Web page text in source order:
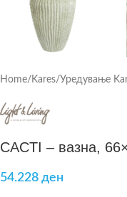
Home/ Kares/Уредување
CACTI – вазна,
54.228 ден